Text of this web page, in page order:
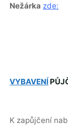
Nežárka zde:
VYBAVENÍ
K zapůjčení